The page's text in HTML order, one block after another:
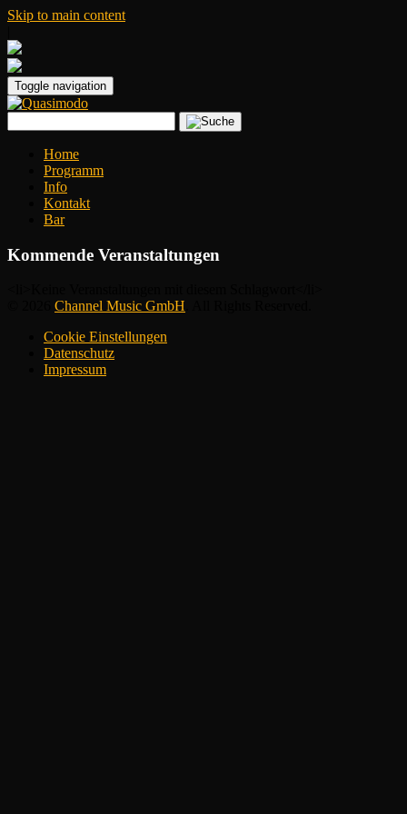
Skip to main content
Toggle navigation
Home
Programm
Info
Kontakt
Bar
Kommende Veranstaltungen
Channel Music GmbH
Cookie Einstellungen
Datenschutz
Impressum